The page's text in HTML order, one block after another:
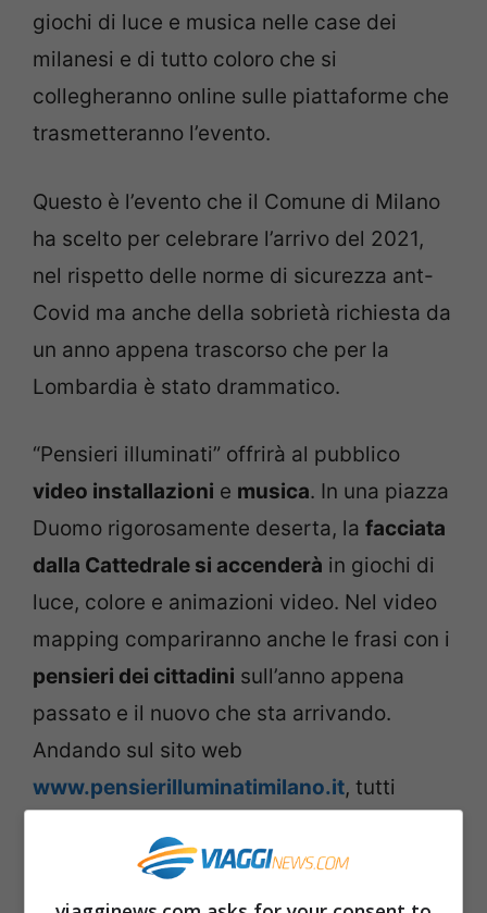
giochi di luce e musica nelle case dei
milanesi e di tutto coloro che si
collegheranno online sulle piattaforme che
trasmetteranno l’evento.
Questo è l’evento che il Comune di Milano
ha scelto per celebrare l’arrivo del 2021,
nel rispetto delle norme di sicurezza ant-
Covid ma anche della sobrietà richiesta da
un anno appena trascorso che per la
Lombardia è stato drammatico.
“Pensieri illuminati” offrirà al pubblico
video installazioni e musica. In una piazza
Duomo rigorosamente deserta, la facciata
dalla Cattedrale si accenderà in giochi di
luce, colore e animazioni video. Nel video
mapping compariranno anche le frasi con i
pensieri dei cittadini sull’anno appena
passato e il nuovo che sta arrivando.
Andando sul sito web
www.pensierilluminatimilano.it, tutti
uno dei tre temidell’opera:creato
umanità